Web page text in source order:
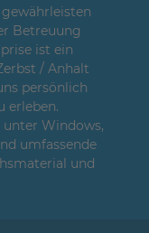
Betreuung
ist ein
/ Anhalt
persönlich
erleben.
Windows,
umfassende
und